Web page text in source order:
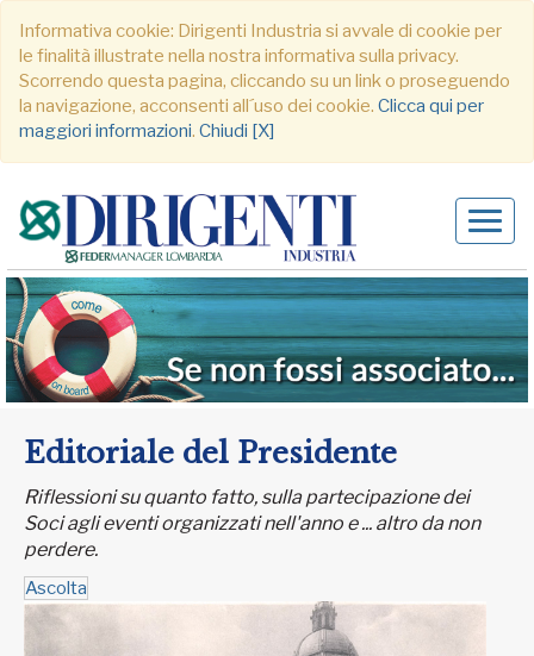
Informativa cookie: Dirigenti Industria si avvale di cookie per
le finalità illustrate nella nostra informativa sulla privacy.
Scorrendo questa pagina, cliccando su un link o proseguendo
la navigazione, acconsenti all´uso dei cookie. Clicca qui per
maggiori informazioni. Chiudi [X]
Editoriale del Presidente
Riflessioni su quanto fatto, sulla partecipazione dei
Soci agli eventi organizzati nell'anno e ... altro da non
perdere.
Ascolta